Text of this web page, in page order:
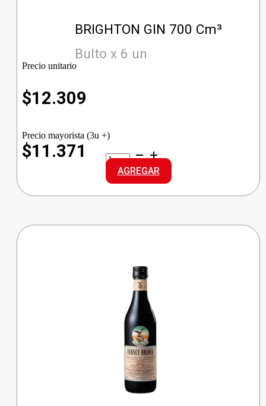
BRIGHTON GIN 700 Cm³
Bulto x 6 un
Precio unitario
$12.309
Precio mayorista (3u +)
$11.371
BRIGHTON
GIN
cantidad
AGREGAR